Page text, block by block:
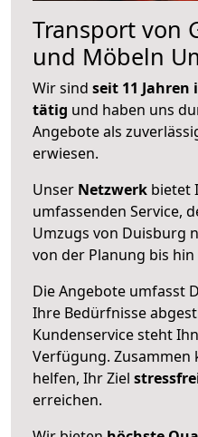
Transport von
und Möbeln
Wir sind seit 11 Jahren
tätig und haben uns
Angebote als
erwiesen.
Unser Netzwerk bietet
umfassenden Service,
Umzugs von Duisburg
von der Planung bis
Die Angebote umfasst
Ihre Bedürfnisse
Kundenservice steht
Verfügung. Zusammen
helfen, Ihr Ziel
erreichen.